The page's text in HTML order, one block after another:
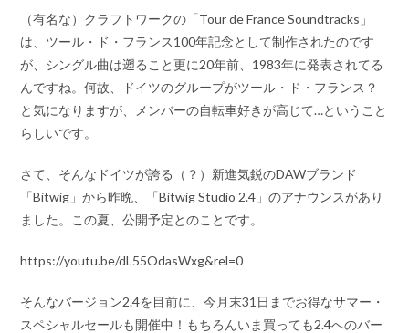
（有名な）クラフトワークの「Tour de France Soundtracks」
は、ツール・ド・フランス100年記念として制作されたのです
が、シングル曲は遡ること更に20年前、1983年に発表されてる
んですね。何故、ドイツのグループがツール・ド・フランス？
と気になりますが、メンバーの自転車好きが高じて…ということ
らしいです。
さて、そんなドイツが誇る（？）新進気鋭のDAWブランド
「Bitwig」から昨晩、「Bitwig Studio 2.4」のアナウンスがあり
ました。この夏、公開予定とのことです。
https://youtu.be/dL55OdasWxg&rel=0
そんなバージョン2.4を目前に、今月末31日までお得なサマー・
スペシャルセールも開催中！もちろんいま買っても2.4へのバー